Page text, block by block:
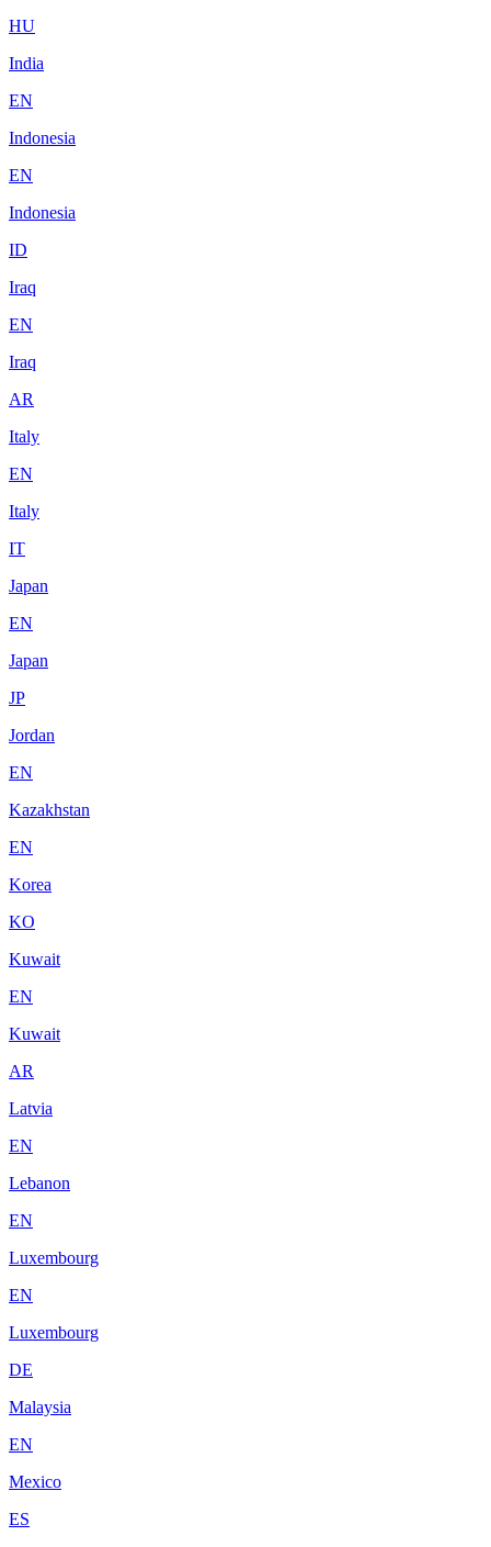
HU
India
EN
Indonesia
EN
Indonesia
ID
Iraq
EN
Iraq
AR
Italy
EN
Italy
IT
Japan
EN
Japan
JP
Jordan
EN
Kazakhstan
EN
Korea
KO
Kuwait
EN
Kuwait
AR
Latvia
EN
Lebanon
EN
Luxembourg
EN
Luxembourg
DE
Malaysia
EN
Mexico
ES